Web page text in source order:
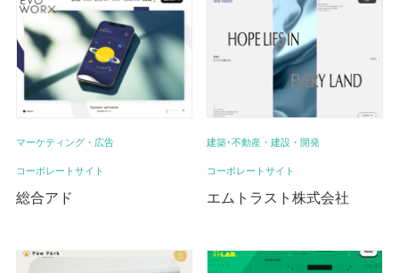
マーケティング・広告
コーポレートサイト
総合アド
建築･不動産・建設・開発
コーポレートサイト
エムトラスト株式会社